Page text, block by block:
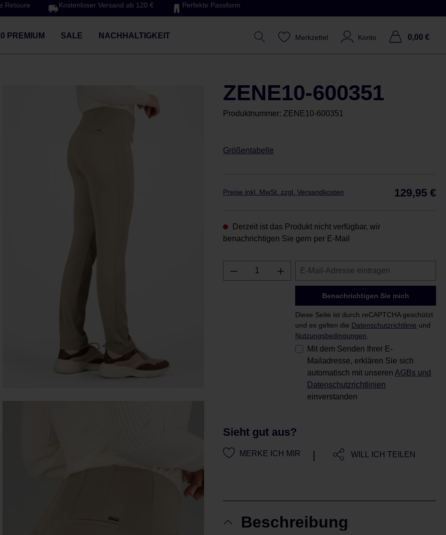
Retoure Kostenloser Versand ab 120 € Perfekte Passform
PREMIUM SALE NACHHALTIGKEIT Merkzettel Konto 0,00 €
ZENE10-600351
Produktnummer: ZENE10-600351
Größentabelle
Preise inkl. MwSt. zzgl. Versandkosten 129,95 €
Derzeit ist das Produkt nicht verfügbar, wir
benachrichtigen Sie gern per E-Mail
Benachrichtigen Sie mich
Diese Seite ist durch reCAPTCHA geschützt
und es gelten die Datenschutzrichtlinie und
Nutzungsbedingungen
Mit dem Senden Ihrer E-
Mailadresse, erklären Sie sich
automatisch mit unseren AGBs und
Datenschutzrichtlinien
einverstanden
Sieht gut aus?
MERKE ICH MIR | WILL ICH TEILEN
Beschreibung